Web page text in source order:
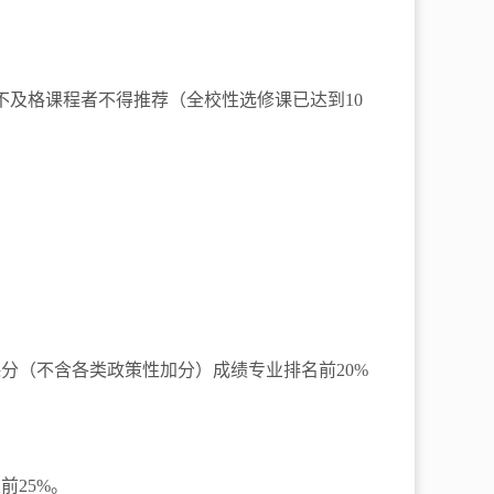
格课程者不得推荐（全校性选修课已达到10
（不含各类政策性加分）成绩专业排名前20%
25%。